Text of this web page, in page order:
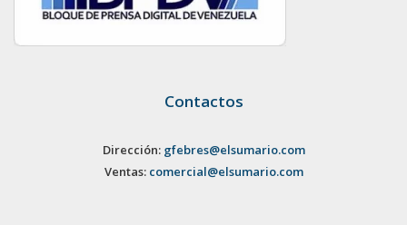
Contactos
Dirección: gfebres@elsumario.com
Ventas: comercial@elsumario.com